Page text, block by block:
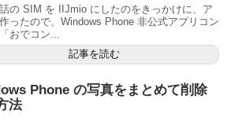
の SIM を IIJmio にしたのをきっかけに、ア
ったので、Windows Phone 非公式アプリコン
おでコン...
記事を読む
Phone の写真をまとめて削除
法